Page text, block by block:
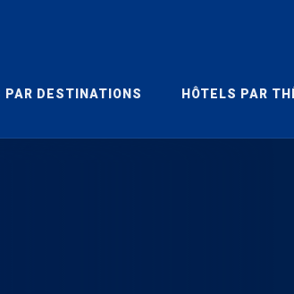
PAR DESTINATIONS HÔTELS PAR